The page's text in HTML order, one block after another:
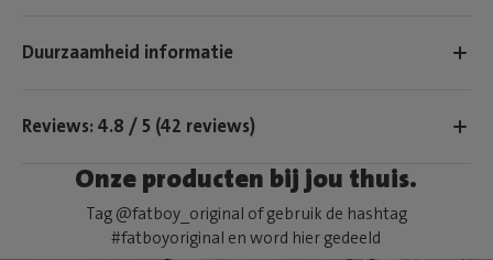
Duurzaamheid informatie
Reviews: 4.8 / 5 (42 reviews)
Onze producten bij jou thuis.
Tag @fatboy_original of gebruik de hashtag
#fatboyoriginal en word hier gedeeld